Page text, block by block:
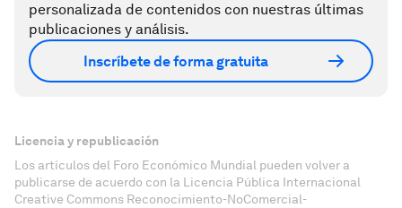
personalizada de contenidos con nuestras últimas
publicaciones y análisis.
Inscríbete de forma gratuita
Licencia y republicación
Los artículos del Foro Económico Mundial pueden volver a
publicarse de acuerdo con la Licencia Pública Internacional
Creative Commons Reconocimiento-NoComercial-